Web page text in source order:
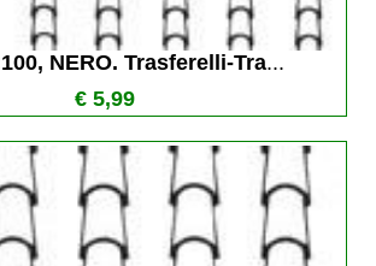
NERO. Trasferelli-Tra...
€ 5,99